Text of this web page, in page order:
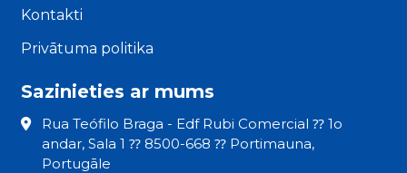
Kontakti
Privātuma politika
Sazinieties ar mums
Rua Teófilo Braga - Edf Rubi Comercial ⁇ 1o
andar, Sala 1 ⁇ 8500-668 ⁇ Portimauna,
Portugāle